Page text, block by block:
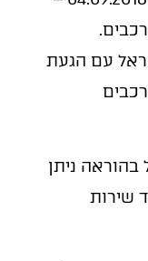
עם הגעת
ניתן
שירות